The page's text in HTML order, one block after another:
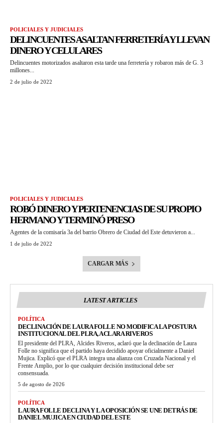
POLICIALES Y JUDICIALES
DELINCUENTES ASALTAN FERRETERÍA Y LLEVAN
DINERO Y CELULARES
Delincuentes motorizados asaltaron esta tarde una ferretería y robaron más de G. 3
millones...
2 de julio de 2022
POLICIALES Y JUDICIALES
ROBÓ DINERO Y PERTENENCIAS DE SU PROPIO
HERMANO Y TERMINÓ PRESO
Agentes de la comisaría 3a del barrio Obrero de Ciudad del Este detuvieron a...
1 de julio de 2022
CARGAR MÁS
LATEST ARTICLES
POLÍTICA
DECLINACIÓN DE LAURA FOLLE NO MODIFICA LA POSTURA
INSTITUCIONAL DEL PLRA, ACLARA RIVEROS
El presidente del PLRA, Alcides Riveros, aclaró que la declinación de Laura
Folle no significa que el partido haya decidido apoyar oficialmente a Daniel
Mujica. Explicó que el PLRA integra una alianza con Cruzada Nacional y el
Frente Amplio, por lo que cualquier decisión institucional debe ser
consensuada.
5 de agosto de 2026
POLÍTICA
LAURA FOLLE DECLINA Y LA OPOSICIÓN SE UNE DETRÁS DE
DANIEL MUJICA EN CIUDAD DEL ESTE